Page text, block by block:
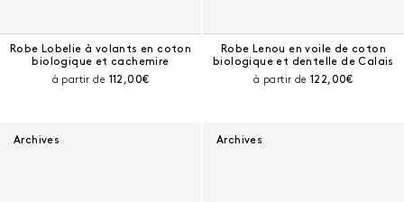
Robe Lobelie à volants en coton
biologique et cachemire
à partir de Prix courant :
112,00€
Robe Lenou en voile de coton
biologique et dentelle de Calais
à partir de Prix courant :
122,00€
Archives Archives